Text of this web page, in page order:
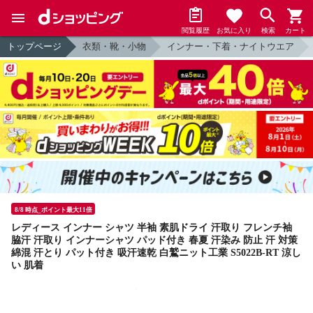
閲覧履歴 お気に入り 検索 カート
トップページ 衣類・靴・小物 インナー・下着・ナイトウエア
8/8 時点_ポイント最大11倍
レディース インナー シャツ 半袖 素肌ドライ 汗取り フレンチ袖
脇汗 汗取り インナーシャツ パッド付き 春夏 汗染み 防止 汗 対策
綿混 汗とり パット付き 吸汗速乾 白鷲ニット工業 S5022B-RT 涼し
い 肌着